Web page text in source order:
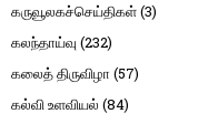
கருவூலகச்செய்திகள்(3)
கலந்தாய்வு (232)
கலைத் திருவிழா (57)
கல்வி உளவியல் (84)